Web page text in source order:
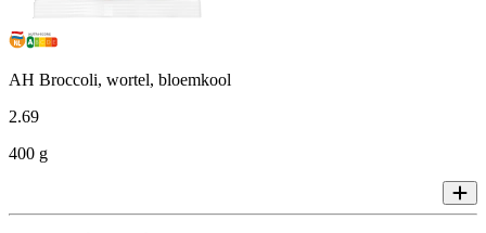
AH Broccoli, wortel, bloemkool
2.69
400 g